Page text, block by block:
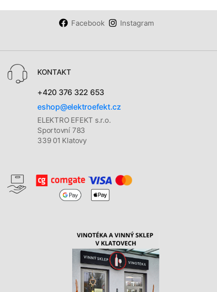
Facebook Instagram
KONTAKT
+420 376 322 653
eshop@elektroefekt.cz
ELEKTRO EFEKT s.r.o.
Sportovní 783
339 01 Klatovy